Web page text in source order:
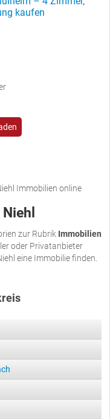
kaufen
Immobilien online
zur Rubrik Immobilien
oder Privatanbieter
eine Immobilie finden.